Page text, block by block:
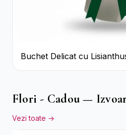
Buchet Delicat cu
Roz
Flori - Cadou —
Vezi toate →